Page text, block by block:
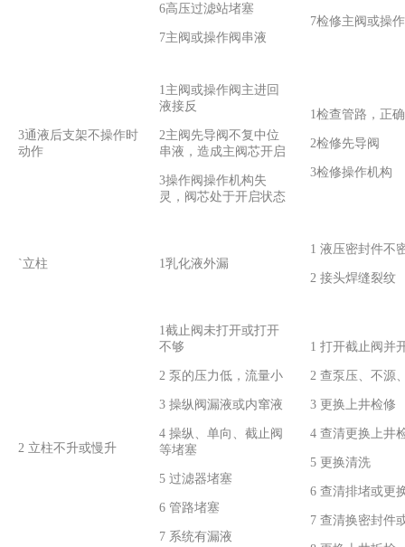
6高压过滤站堵塞
7主阀或操作阀串液
7检修主阀或操
3通液后支架不操作时
动作
1主阀或操作阀主进回
液接反
2主阀先导阀不复中位
串液，造成主阀芯开启
3操作阀操作机构失
灵，阀芯处于开启状态
1检查管路，正
2检修先导阀
3检修操作机构
`立柱 1乳化液外漏
1 液压密封件不
2 接头焊缝裂纹
2 立柱不升或慢升
1截止阀未打开或打开
不够
2 泵的压力低，流量小
3 操纵阀漏液或内窜液
4 操纵、单向、截止阀
等堵塞
5 过滤器堵塞
6 管路堵塞
7 系统有漏液
1 打开截止阀并
2 查泵压、不源
3 更换上井检修
4 查清更换上井
5 更换清洗
6 查清排堵或更
7 查清换密封件